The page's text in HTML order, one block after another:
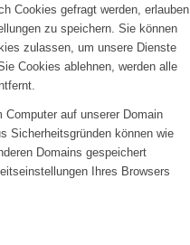
Cookies gefragt werden, erlauben
zu speichern. Sie können
zulassen, um unsere Dienste
Cookies ablehnen, werden alle
auf unserer Domain
Sicherheitsgründen können wie
Domains gespeichert
Ihres Browsers